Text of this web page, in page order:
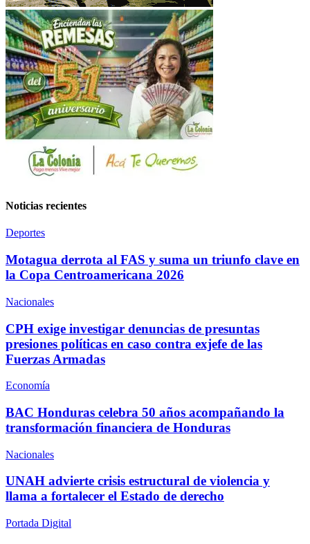
Noticias recientes
Deportes
Motagua derrota al FAS y suma un triunfo clave en
la Copa Centroamericana 2026
Nacionales
CPH exige investigar denuncias de presuntas
presiones políticas en caso contra exjefe de las
Fuerzas Armadas
Economía
BAC Honduras celebra 50 años acompañando la
transformación financiera de Honduras
Nacionales
UNAH advierte crisis estructural de violencia y
llama a fortalecer el Estado de derecho
Portada Digital